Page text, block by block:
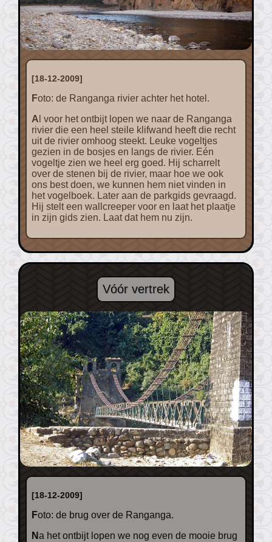
[18-12-2009]
Foto: de Ranganga rivier achter het hotel.
Al voor het ontbijt lopen we naar de Ranganga
rivier die een heel steile klifwand heeft die recht
uit de rivier omhoog steekt. Leuke vogeltjes
gezien in de bosjes en langs de rivier. Eén
vogeltje zien we heel erg goed. Hij scharrelt
over de stenen bij de rivier, maar hoe we ook
ons best doen, we kunnen hem niet vinden in
het vogelboek. Later aan de parkgids gevraagd.
Hij stelt een wallcreeper voor en laat het plaatje
in zijn gids zien. Laat dat hem nu zijn.
Vóór vertrek
[18-12-2009]
Foto: de brug over de Ranganga.
Na het ontbijt lopen we nog even de mooie brug